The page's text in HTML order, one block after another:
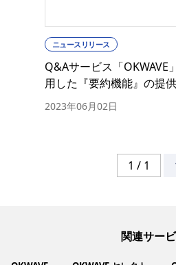
ニュースリリース
Q&Aサービス「OKWAVE
用した『要約機能』の提
2023年06月02日
1 / 1
関連サー